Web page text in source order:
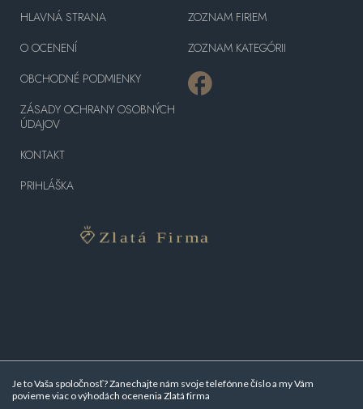
Je to Vaša spoločnosť? Zanechajte nám svoje telefónne číslo a my Vám
povieme viac ovýhodách ocenenia Zlatá firma
HLAVNÁ STRANA
O OCENENÍ
OBCHODNÉ PODMIENKY
ZÁSADY OCHRANY OSOBNÝCH
ÚDAJOV
KONTAKT
PRIHLÁŠKA
ZOZNAM FIRIEM
ZOZNAM KATEGÓRII